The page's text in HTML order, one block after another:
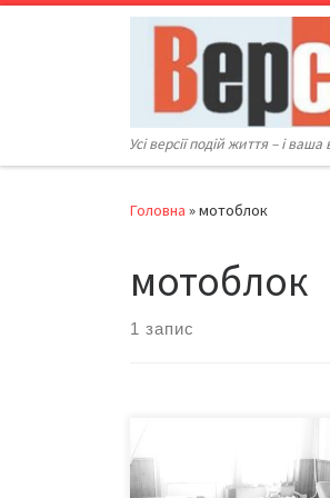
Перейти до вмісту
Усі версії подій життя – і
Головна »мотоблок
мотоблок
1 запис
Подружжя ледь не
каліками через
Микола та Марія Чоботар